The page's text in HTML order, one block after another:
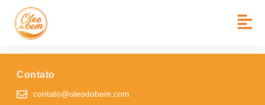
BAIRRO:
ESCOLA MUNICIPAL RUY NAZARETH
Contato
contato@oleodobem.com